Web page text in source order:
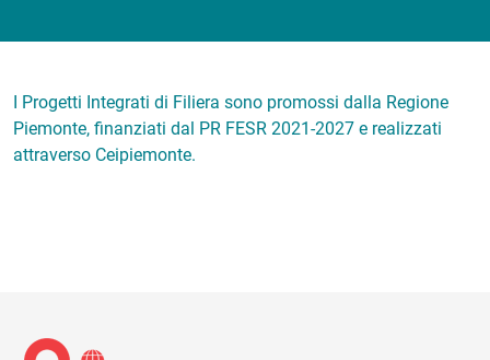
I Progetti Integrati di Filiera sono promossi dalla Regione
Piemonte, finanziati dal PR FESR 2021-2027 e realizzati
attraverso Ceipiemonte.